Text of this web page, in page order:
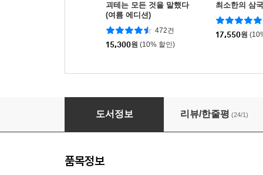
괴테는 모든 것을 말했다
(여름 에디션)
472건
15,300원 (10% 할인)
최소한의 삼
17,550원
하루 한 장 부처의 가르침
도서정보 리뷰/한줄평 (24/1)
품목정보